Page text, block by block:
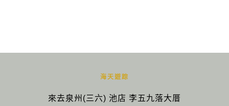
海天遊踪
來去泉州(三六) 池店 李五九落大厝